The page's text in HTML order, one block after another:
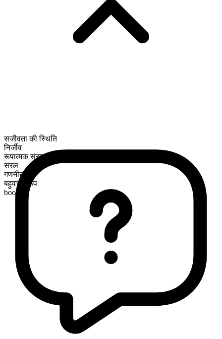
सजीवता की स्थिति
निर्जीव
रूपात्मक संरचना
सरल
गणनीय
बहुवचन रूप
books